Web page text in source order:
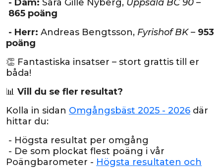
- Dam: Sara Gille Nyberg, Uppsala BC 90 –
865 poäng
- Herr: Andreas Bengtsson, Fyrishof BK– 953
poäng
👏 Fantastiska insatser – stort grattis till er
båda!
📊 Vill du se fler resultat?
Kolla in sidan Omgångsbäst 2025 - 2026 där
hittar du:
- Högsta resultat per omgång
- De som plockat flest poäng i vår
Poängbarometer - Högsta resultaten och